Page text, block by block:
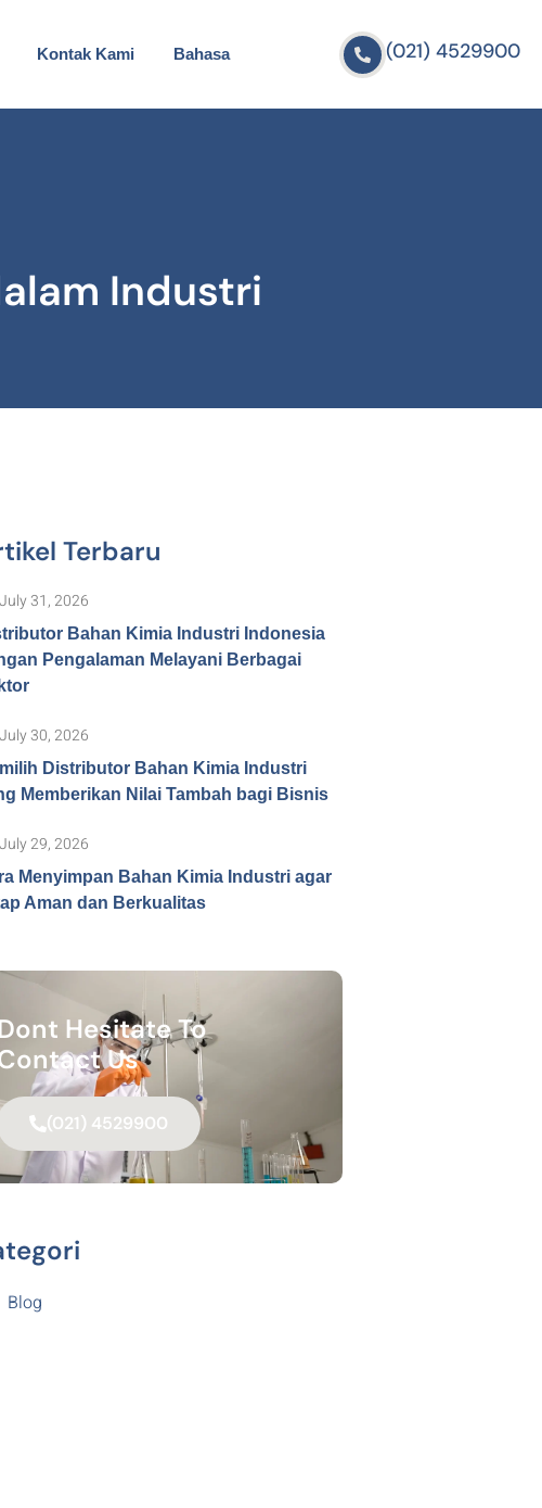
Kontak Kami Bahasa (021) 4529900
Industri
Terbaru
July 31, 2026
Bahan Kimia Industri Indonesia
Pengalaman Melayani Berbagai
July 30, 2026
Distributor Bahan Kimia Industri
Memberikan Nilai Tambah bagi Bisnis
July 29, 2026
Menyimpan Bahan Kimia Industri agar
Aman dan Berkualitas
Hesitate To
Us
(021) 4529900
Blog